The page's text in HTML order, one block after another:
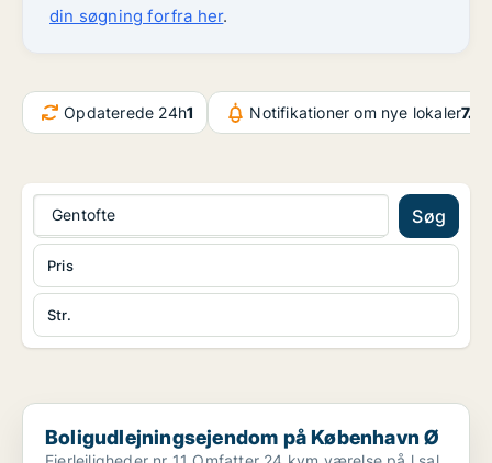
din søgning forfra her.
Opdaterede 24h1 Notifikationer om nye lokaler
Gentofte Søg
Str.
Pris
Boligudlejningsejendom på København Ø
Boligudlejningsejendom på København Ø